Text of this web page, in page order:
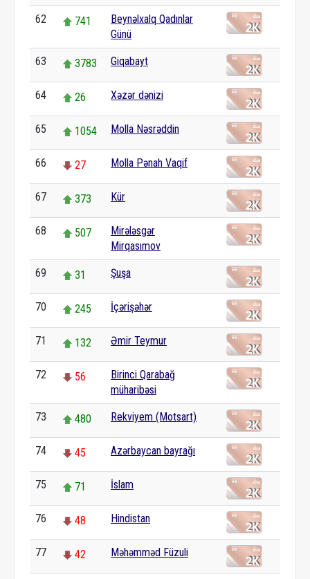
62 741
Beynəlxalq Qadınlar
Günü
63 3783 Giqabayt
64 26 Xəzər dənizi
65 1054 Molla Nəsrəddin
66 27 Molla Pənah Vaqif
67 373 Kür
68 507
Mirələsgər
Mirqasımov
69 31 Şuşa
70 245 İçərişəhər
71 132 Əmir Teymur
72 56
Birinci Qarabağ
müharibəsi
73 480 Rekviyem (Motsart)
74 45 Azərbaycan bayrağı
75 71 İslam
76 48 Hindistan
77 42 Məhəmməd Füzuli